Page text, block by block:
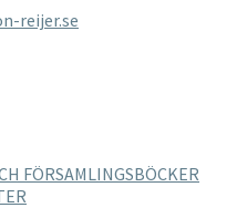
FÖRSAMLINGSBÖCKER